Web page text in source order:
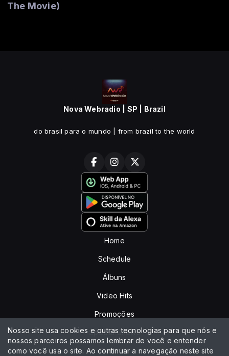
The Movie)
Nova Webradio | SP | Brazil
do brasil para o mundo | from brazil to the world
Home
Schedule
Álbuns
Video Hits
Promoções
Special Shows
Recados
Nosso site usa cookies e outras tecnologias para que nós e
nossos parceiros possamos lembrar de você e entender
como você usa o site. Ao continuar a navegação neste site